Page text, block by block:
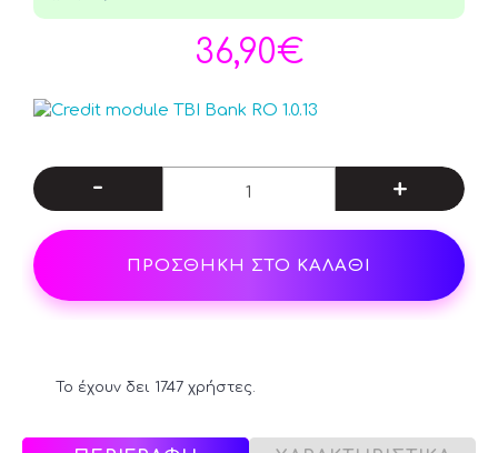
Το έχουν δει 1747 χρήστες.
36,90€
- +
ΠΡΟΣΘΗΚΗ ΣΤΟ ΚΑΛΑΘΙ